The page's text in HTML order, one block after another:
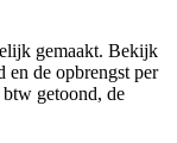
gemaakt. Bekijk
en de opbrengst per
getoond, de